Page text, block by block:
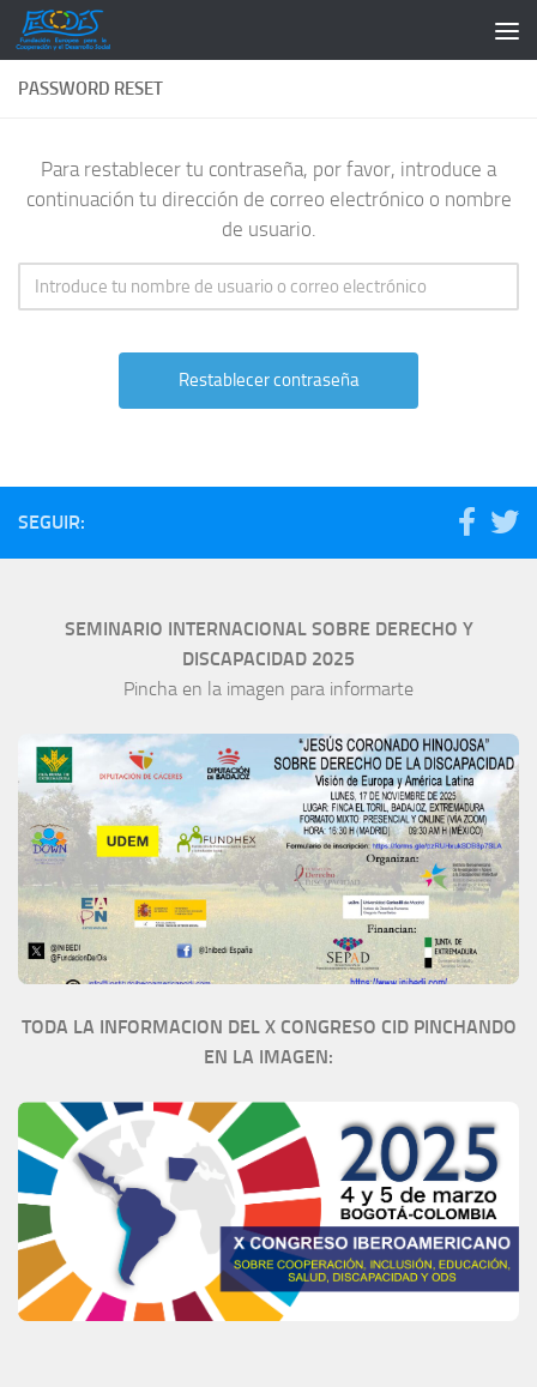
Saltar al contenido
PASSWORD RESET
Para restablecer tu contraseña, por favor, introduce a
continuación tu dirección de correo electrónico o nombre
de usuario.
SEGUIR:
SEMINARIO INTERNACIONAL SOBRE DERECHO Y
DISCAPACIDAD 2025
Pincha en la imagen para informarte
TODA LA INFORMACION DEL X CONGRESO CID PINCHANDO
EN LA IMAGEN: